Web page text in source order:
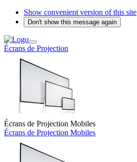
Show convenient version of this site
Don't show this message again
Écrans de Projection
Écrans de Projection Mobiles
Écrans de Projection Mobiles